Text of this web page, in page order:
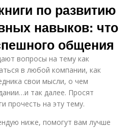
по развитию
навыков: что
общения
вопросы на тему как
в любой компании, как
свои мысли, о чем
так далее. Просят
прочесть на эту тему.
ниже, помогут вам лучше